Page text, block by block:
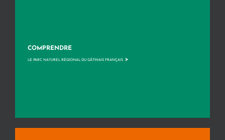
COMPRENDRE
LE PARC NATUREL RÉGIONAL DU GÂTINAIS FRANÇAIS >